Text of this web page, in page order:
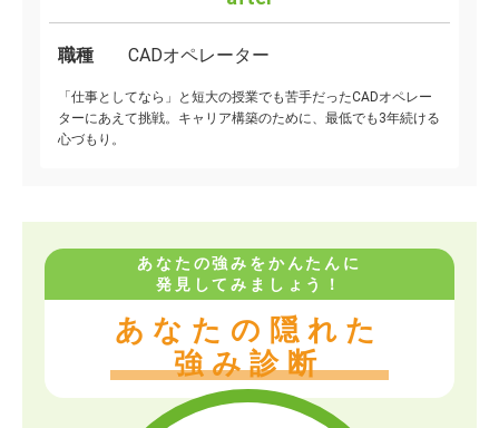
職種 CADオペレーター
「仕事としてなら」と短大の授業でも苦手だったCADオペレー
ターにあえて挑戦。キャリア構築のために、最低でも3年続ける
心づもり。
あなたの強みをかんたんに
発見してみましょう！
あなたの隠れた
強み診断